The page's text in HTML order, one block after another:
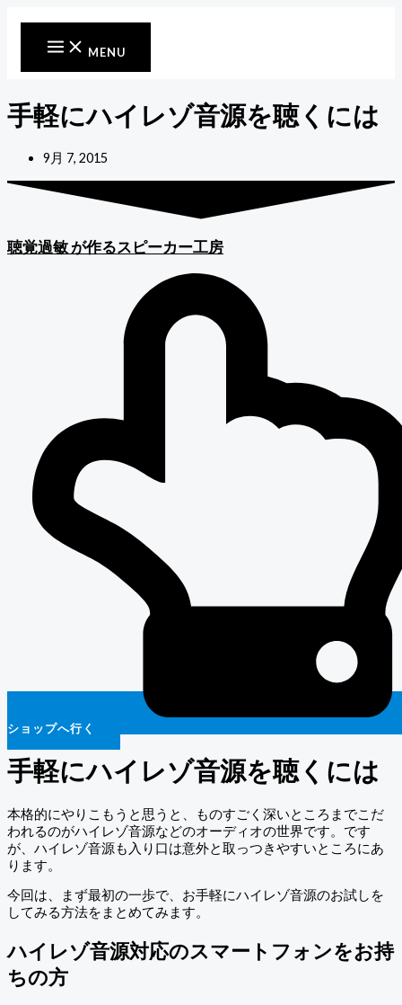
プ
MENU
手軽にハイレゾ音源を聴くには
9月 7, 2015
聴覚過敏が作るスピーカー工房
ショップへ行く
手軽にハイレゾ音源を聴くには
本格的にやりこもうと思うと、ものすごく深いところまでこだ
われるのがハイレゾ音源などのオーディオの世界です。です
が、ハイレゾ音源も入り口は意外と取っつきやすいところにあ
ります。
今回は、まず最初の一歩で、お手軽にハイレゾ音源のお試しを
してみる方法をまとめてみます。
ハイレゾ音源対応のスマートフォンをお持
ちの方